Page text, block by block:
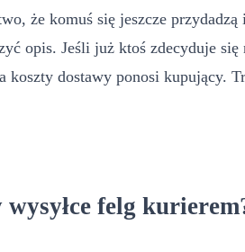
że komuś się jeszcze
opis. Jeśli już ktoś zdecyduje
dostawy ponosi kupujący.
felg